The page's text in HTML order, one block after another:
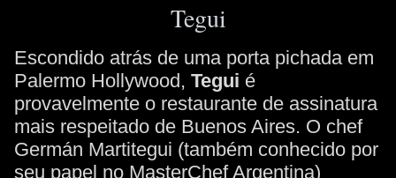
Tegui
Escondido atrás de uma porta pichada em
Palermo Hollywood, Tegui é
provavelmente o restaurante de assinatura
mais respeitado de Buenos Aires. O chef
Germán Martitegui (também conhecido por
seu papel no MasterChef Argentina)